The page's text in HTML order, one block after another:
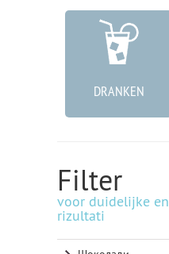
DRANKEN
Filter
voor duidelijke
rizultati